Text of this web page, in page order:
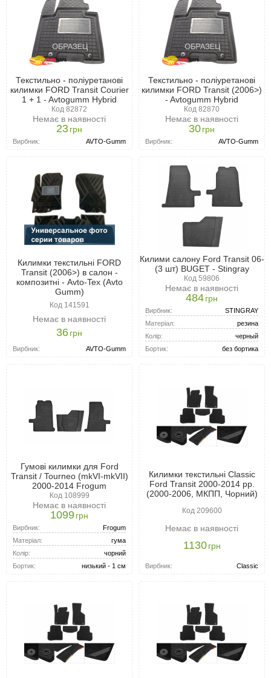
Текстильно - поліуретанові
килимки FORD Transit Courier
1 + 1 - Avtogumm Hybrid
Код 82872
Немає в наявності
23грн
Вирбник: AVTO-Gumm
Текстильно - поліуретанові
килимки FORD Transit (2006>)
- Avtogumm Hybrid
Код 82870
Немає в наявності
30грн
Вирбник: AVTO-Gumm
Килимки текстильні FORD
Transit (2006>) в салон -
композитні - Avto-Tex (Avto
Gumm)
Код 141591
Немає в наявності
36грн
Вирбник: AVTO-Gumm
Килими салону Ford Transit 06-
(3 шт) BUGET - Stingray
Код 59806
Немає в наявності
484грн
Вирбник:
STINGRAY
Матеріал:
резина
Колір:
черный
Бортик:
без бортика
Гумові килимки для Ford
Transit / Tourneo (mkVI-mkVII)
2000-2014 Frogum
Код 108999
Немає в наявності
1099грн
Вирбник:
Frogum
Матеріал:
гума
Колір:
чорний
Бортик:
низький - 1 см
Килимки текстильні Classic
Ford Transit 2000-2014 рр.
(2000-2006, МКПП, Чорний)
Код 209600
Немає в наявності
1130 грн
Вирбник: Classic